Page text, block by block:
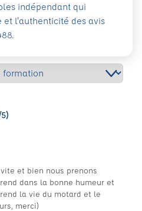
et bien nous prenons
dans la bonne humeur et
la vie du motard et le
merci)
indépendant qui
et l'authenticité des avis